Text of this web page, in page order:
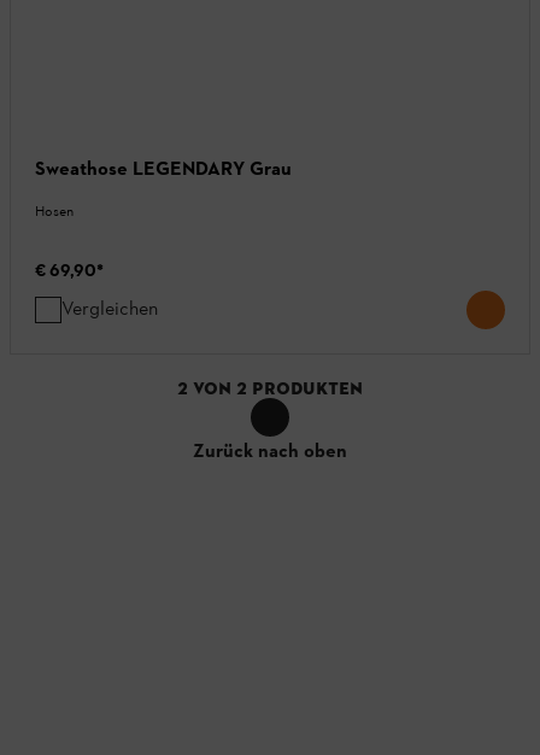
Sweathose LEGENDARY Grau
Hosen
€ 69,90*
Vergleichen
2 VON 2 PRODUKTEN
Zurück nach oben